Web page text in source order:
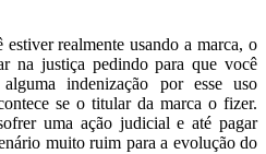
realmente usando a marca, o
na justiça pedindo para que você
indenização por esse uso
se o titular da marca o fizer.
uma ação judicial e até pagar
muito ruim para a evolução do